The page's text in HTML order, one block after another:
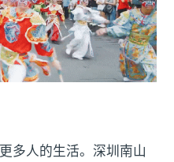
多人的生活。深圳南山